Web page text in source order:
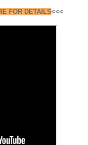
FOR DETAILS<<<